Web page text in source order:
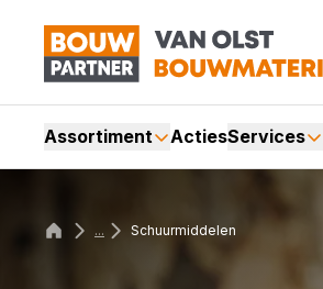
Assortiment ActiesServices
... Schuurmiddelen